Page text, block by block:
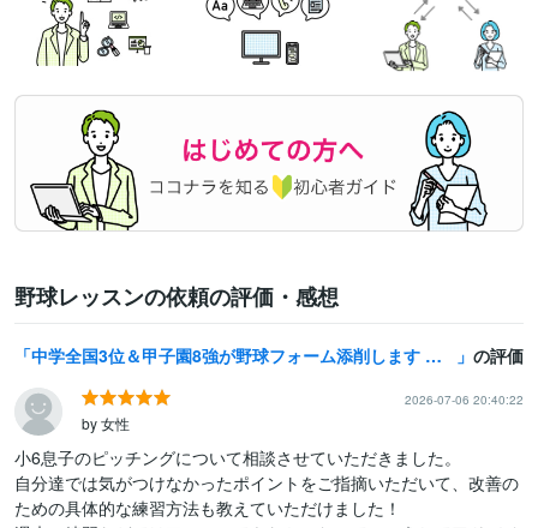
野球レッスンの依頼の評価・感想
中学全国3位＆甲子園8強が野球フォーム添削します 完全チャット限定顔出し不要で全国レベルの技術を伝授！ の評価
2026-07-06 20:40:22
by 女性
小6息子のピッチングについて相談させていただきました。
自分達では気がつけなかったポイントをご指摘いただいて、改善の
ための具体的な練習方法も教えていただけました！